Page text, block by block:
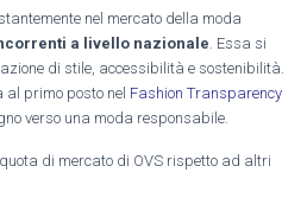
nel mercato della moda
a livello nazionale . Essa si
di stile, accessibilità e sostenibilità.
al primo posto nel Fashion Transparency
verso una moda responsabile.
di mercato di OVS rispetto ad altri